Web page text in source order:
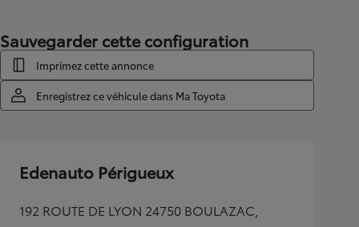
Sauvegarder cette configuration
Imprimez cette annonce
Enregistrez ce véhicule dans Ma Toyota
Edenauto Périgueux
192 ROUTE DE LYON 24750 BOULAZAC,